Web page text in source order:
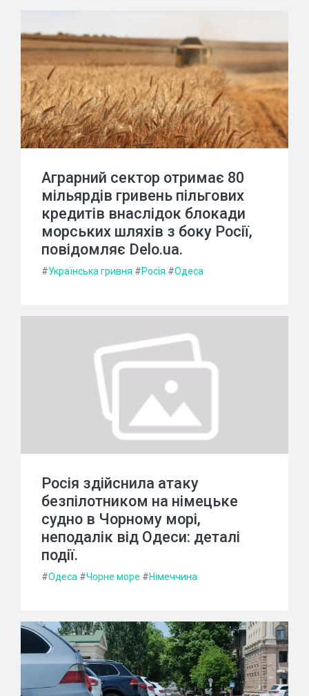
Аграрний сектор отримає 80
мільярдів гривень пільгових
кредитів внаслідок блокади
морських шляхів з боку Росії,
повідомляє Delo.ua.
#Українська гривня #Росія #Одеса
Росія здійснила атаку
безпілотником на німецьке
судно в Чорному морі,
неподалік від Одеси: деталі
події.
#Одеса #Чорне море #Німеччина